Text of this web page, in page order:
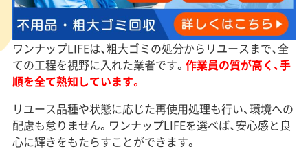
ワンナップLIFEは、粗大ゴミの処分からリユースまで、全
ての工程を視野に入れた業者です。 作業員の質が高く、手
順を全て熟知しています。
リユース品種や状態に応じた再使用処理も行い、環境への
配慮も怠りません。ワンナップLIFEを選べば、安心感と良
心に輝きをもたらすことができます。